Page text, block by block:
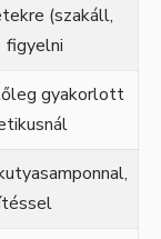
(szakáll,
figyelni
gyakorlott